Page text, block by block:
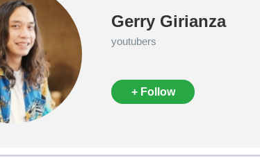
Gerry Girianza
youtubers
+ Follow